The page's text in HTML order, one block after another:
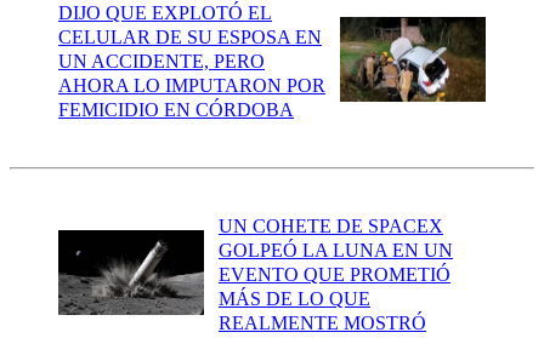
DIJO QUE EXPLOTÓ EL
CELULAR DE SU ESPOSA EN
UN ACCIDENTE, PERO
AHORA LO IMPUTARON POR
FEMICIDIO EN CÓRDOBA
UN COHETE DE SPACEX
GOLPEÓ LA LUNA EN UN
EVENTO QUE PROMETIÓ
MÁS DE LO QUE
REALMENTE MOSTRÓ